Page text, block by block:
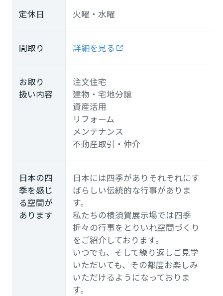
定休日 火曜・水曜
間取り 詳細を見る
お取り
扱い内容
注文住宅
建物・宅地分譲
資産活用
リフォーム
メンテナンス
不動産取引・仲介
日本の四
季を感じ
る空間が
あります
日本には四季がありそれぞれにす
ばらしい伝統的な行事がありま
す。
私たちの横須賀展示場では四季
折々の行事をとりいれ空間づくり
をご紹介しております。
いつでも、そして繰り返しご見学
いただいても、その都度お楽しみ
いただけるようになっておりま
す。